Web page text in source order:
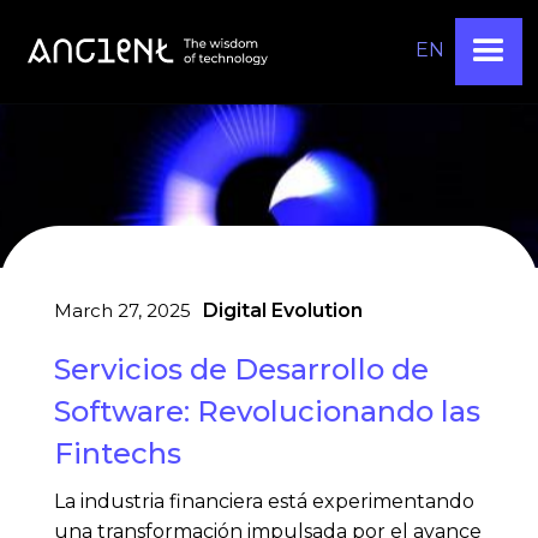
EN
March 27, 2025 Digital Evolution
Servicios de Desarrollo de
Software: Revolucionando las
Fintechs
La industria financiera está experimentando
una transformación impulsada por el avance